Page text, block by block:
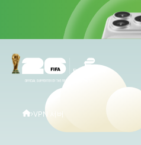
VPN 서버